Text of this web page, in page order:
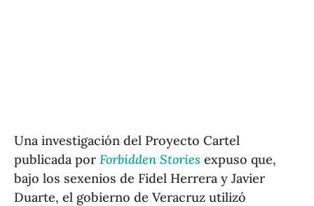
Una investigación del Proyecto Cartel
publicada porForbidden Stories expuso que,
bajo los sexenios de Fidel Herrera y Javier
Duarte, el gobierno de Veracruz utilizó